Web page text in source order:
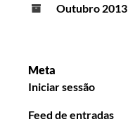
Outubro 2013
Meta
Iniciar sessão
Feed de entradas